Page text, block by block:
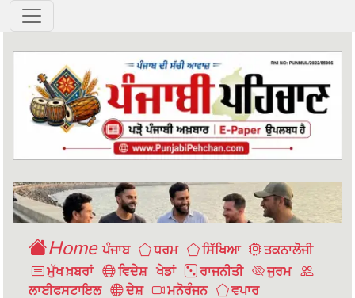
ਹਰਿਆਣਾ: ਹਰਿਆਣਾ ਸਕੂਲ ਸਿੱਖਿਆ ਬੋਰਡ, ਭਿਵਾਨੀ (HB ">
Home ਪੰਜਾਬ ਧਰਮ ਸਿੱਖਿਆ
ਤਕਨਾਲੋਜੀ
ਮੁੱਖ ਖ਼ਬਰਾਂ
ਵਿਦੇਸ਼ ਖੇਡਾਂ ਰਾਜਨੀਤੀ
ਜੁਰਮ
ਲਾਈਫਸਟਾਇਲ
ਦੇਸ਼ ਮਨੋਰੰਜਨ ਵਪਾਰ